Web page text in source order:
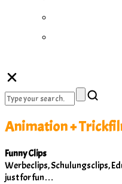
Animation +
Funny Clips
Werbeclips, Schulungsclips,
just for fun…